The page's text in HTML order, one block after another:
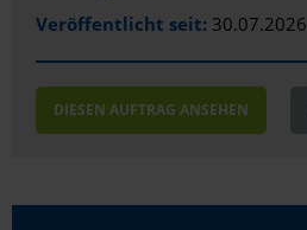
Veröffentlicht seit: 30.07.2026
DIESEN AUFTRAG ANSEHEN